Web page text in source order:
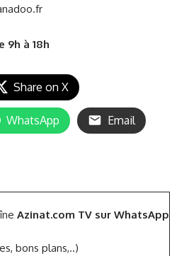
9h à 18h
Share on X
WhatsApp Email
Azinat.com TV sur WhatsApp
bons plans,..)